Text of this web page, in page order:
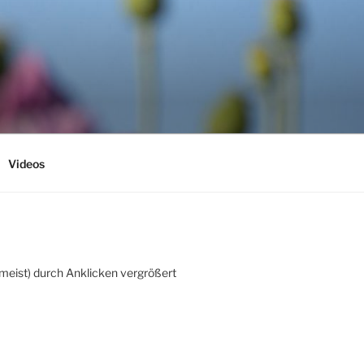
Videos
durch Anklicken vergrößert